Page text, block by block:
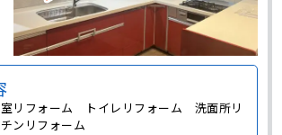
リフォーム トイレリフォーム 洗面所リ
ンリフォーム